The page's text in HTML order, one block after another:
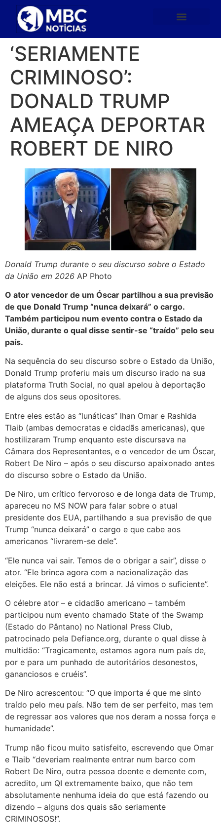
‘SERIAMENTE
CRIMINOSO’:
DONALD TRUMP
AMEAÇA DEPORTAR
ROBERT DE NIRO
Donald Trump durante o seu discurso sobre o Estado
da União em 2026 AP Photo
O ator vencedor de um Óscar partilhou a sua previsão
de que Donald Trump “nunca deixará” o cargo.
Também participou num evento contra o Estado da
União, durante o qual disse sentir-se “traído” pelo seu
país.
Na sequência do seu discurso sobre o Estado da União,
Donald Trump proferiu mais um discurso irado na sua
plataforma Truth Social, no qual apelou à deportação
de alguns dos seus opositores.
Entre eles estão as “lunáticas” lhan Omar e Rashida
Tlaib (ambas democratas e cidadãs americanas), que
hostilizaram Trump enquanto este discursava na
Câmara dos Representantes, e o vencedor de um Óscar,
Robert De Niro – após o seu discurso apaixonado antes
do discurso sobre o Estado da União.
De Niro, um crítico fervoroso e de longa data de Trump,
apareceu no MS NOW para falar sobre o atual
presidente dos EUA, partilhando a sua previsão de que
Trump “nunca deixará” o cargo e que cabe aos
americanos “livrarem-se dele”.
“Ele nunca vai sair. Temos de o obrigar a sair”, disse o
ator. “Ele brinca agora com a nacionalização das
eleições. Ele não está a brincar. Já vimos o suficiente”.
O célebre ator – e cidadão americano – também
participou num evento chamado State of the Swamp
(Estado do Pântano) no National Press Club,
patrocinado pela Defiance.org, durante o qual disse à
multidão: “Tragicamente, estamos agora num país de,
por e para um punhado de autoritários desonestos,
gananciosos e cruéis”.
De Niro acrescentou: “O que importa é que me sinto
traído pelo meu país. Não tem de ser perfeito, mas tem
de regressar aos valores que nos deram a nossa força e
humanidade”.
Trump não ficou muito satisfeito, escrevendo que Omar
e Tlaib “deveriam realmente entrar num barco com
Robert De Niro, outra pessoa doente e demente com,
acredito, um QI extremamente baixo, que não tem
absolutamente nenhuma ideia do que está fazendo ou
dizendo – alguns dos quais são seriamente
CRIMINOSOS!”.